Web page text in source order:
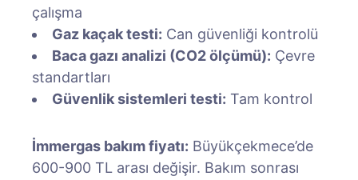
çalışma
Gaz kaçak testi: Can güvenliği kontrolü
Baca gazı analizi (CO2 ölçümü): Çevre
standartları
Güvenlik sistemleri testi: Tam kontrol
İmmergas bakım fiyatı: Büyükçekmece’de
600-900 TL arası değişir. Bakım sonrası